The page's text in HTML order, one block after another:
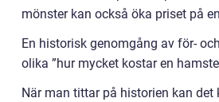
mönster kan också öka priset på
En historisk genomgång av för-
olika ”hur mycket kostar en
När man tittar på historien kan